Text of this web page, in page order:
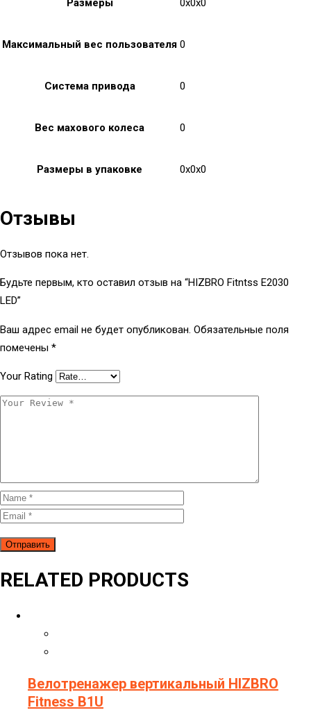
Размеры 0x0x0
Максимальный вес пользователя 0
Система привода 0
Вес махового колеса 0
Размеры в упаковке 0x0x0
Отзывы
Отзывов пока нет.
Будьте первым, кто оставил отзыв на “HIZBRO Fitntss E2030
LED”
Ваш адрес email не будет опубликован. Обязательные поля
помечены *
Your Rating
RELATED PRODUCTS
Велотренажер вертикальный HIZBRO
Fitness B1U